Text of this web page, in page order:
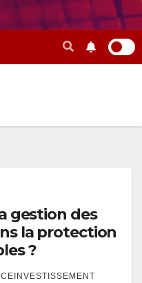
gestion des
la protection
?